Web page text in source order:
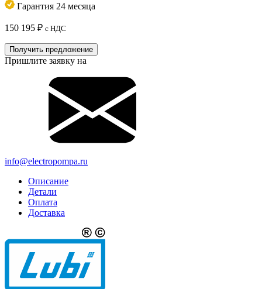
Гарантия 24 месяца
150 195 ₽ с НДС
Получить предложение
Пришлите заявку на
info@electropompa.ru
Описание
Детали
Оплата
Доставка